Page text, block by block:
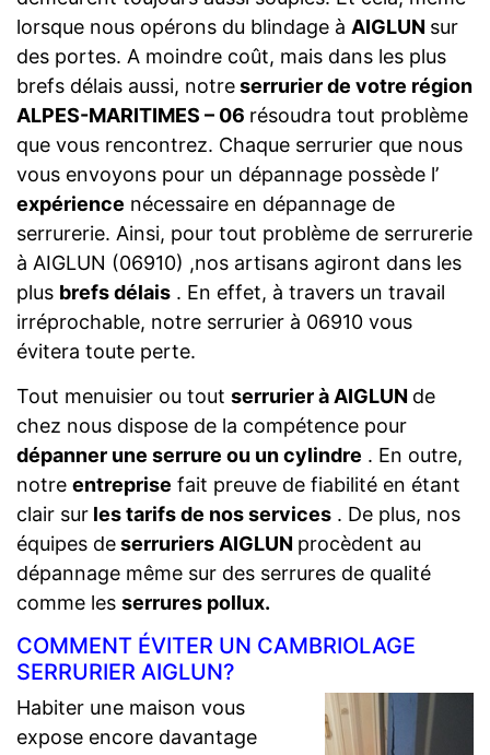
lorsque nous opérons du blindage à AIGLUN sur
des portes. A moindre coût, mais dans les plus
brefs délais aussi, notreserrurier de votre région
ALPES-MARITIMES – 06 résoudra tout problème
que vous rencontrez. Chaque serrurier que nous
vous envoyons pour un dépannage possède l’
expérience nécessaire en dépannage de
serrurerie. Ainsi, pour tout problème de serrurerie
à AIGLUN (06910) ,nos artisans agiront dans les
plus brefs délais . En effet, à travers un travail
irréprochable, notre serrurier à 06910 vous
évitera toute perte.
Tout menuisier ou tout serrurier à AIGLUN de
chez nous dispose de la compétence pour
dépanner une serrure ou un cylindre . En outre,
notre entreprise fait preuve de fiabilité en étant
clair sur les tarifs de nos services . De plus, nos
équipes deserruriers AIGLUN procèdent au
dépannage même sur des serrures de qualité
comme les serrures pollux.
COMMENT ÉVITER UN CAMBRIOLAGE
SERRURIER AIGLUN?
Habiter une maison vous
expose encore davantage